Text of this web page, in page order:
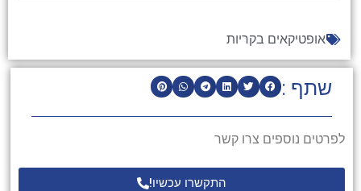
שתף :
לפרטים נוספים צרו קשר
התקשרו עכשיו!
אופטיקאים בקריות